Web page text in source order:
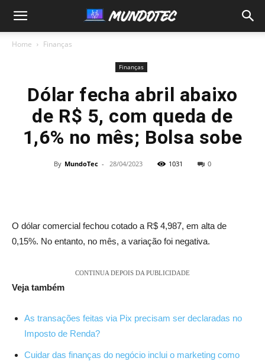
MundoTec
Home Finanças
Finanças
Dólar fecha abril abaixo
de R$ 5, com queda de
1,6% no mês; Bolsa sobe
By MundoTec - 28/04/2023 1031 0
O dólar comercial fechou cotado a R$ 4,987, em alta de
0,15%. No entanto, no mês, a variação foi negativa.
CONTINUA DEPOIS DA PUBLICIDADE
Veja também
As transações feitas via Pix precisam ser declaradas no
Imposto de Renda?
Cuidar das finanças do negócio inclui o marketing como